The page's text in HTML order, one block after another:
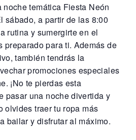
noche temática Fiesta Neón
sábado, a partir de las 8:00
rutina y sumergirte en el
preparado para ti. Además de
también tendrás la
promociones especiales
¡No te pierdas esta
pasar una noche divertida y
olvides traer tu ropa más
bailar y disfrutar al máximo.